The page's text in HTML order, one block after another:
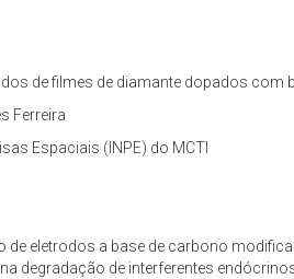
de filmes de diamante dopados
Ferreira
Espaciais (INPE) do MCTI
de eletrodos a base de carbono
degradação de interferentes